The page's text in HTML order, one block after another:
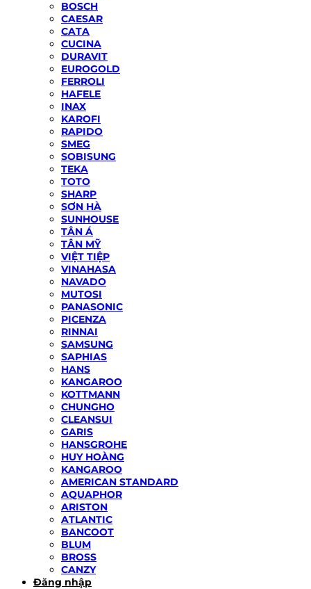
BOSCH
CAESAR
CATA
CUCINA
DURAVIT
EUROGOLD
FERROLI
HAFELE
INAX
KAROFI
RAPIDO
SMEG
SOBISUNG
TEKA
TOTO
SHARP
SƠN HÀ
SUNHOUSE
TÂN Á
TÂN MỸ
VIỆT TIỆP
VINAHASA
NAVADO
MUTOSI
PANASONIC
PICENZA
RINNAI
SAMSUNG
SAPHIAS
HANS
KANGAROO
KOTTMANN
CHUNGHO
CLEANSUI
GARIS
HANSGROHE
HUY HOÀNG
KANGAROO
AMERICAN STANDARD
AQUAPHOR
ARISTON
ATLANTIC
BANCOOT
BLUM
BROSS
CANZY
Đăng nhập